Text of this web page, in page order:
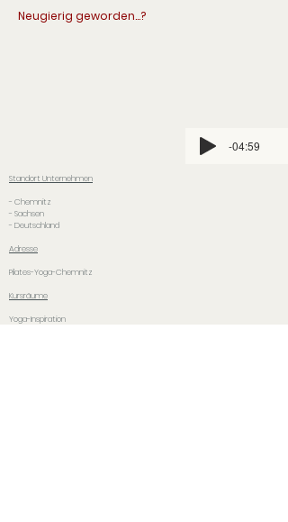
Neugierig geworden...?
-04:59
Standort Unternehmen
- Chemnitz
- Sachsen
- Deutschland
Adresse
Pilates-Yoga-Chemnitz
Kursräume
Yoga-Inspiration